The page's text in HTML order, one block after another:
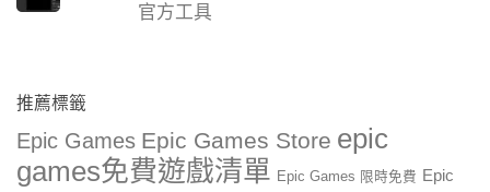
官方工具
推薦標籤
Epic Games Epic Games Store epic
games免費遊戲清單 Epic Games 限時免費 Epic